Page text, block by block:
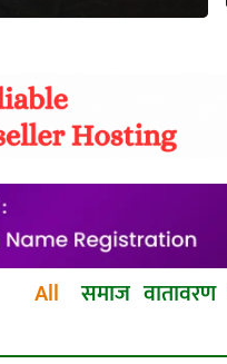
All समाज वातावरण